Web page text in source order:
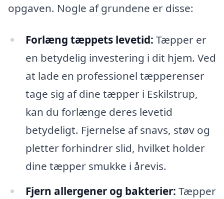
opgaven. Nogle af grundene er disse:
Forlæng tæppets levetid: Tæpper er
en betydelig investering i dit hjem. Ved
at lade en professionel tæpperenser
tage sig af dine tæpper i Eskilstrup,
kan du forlænge deres levetid
betydeligt. Fjernelse af snavs, støv og
pletter forhindrer slid, hvilket holder
dine tæpper smukke i årevis.
Fjern allergener og bakterier: Tæpper